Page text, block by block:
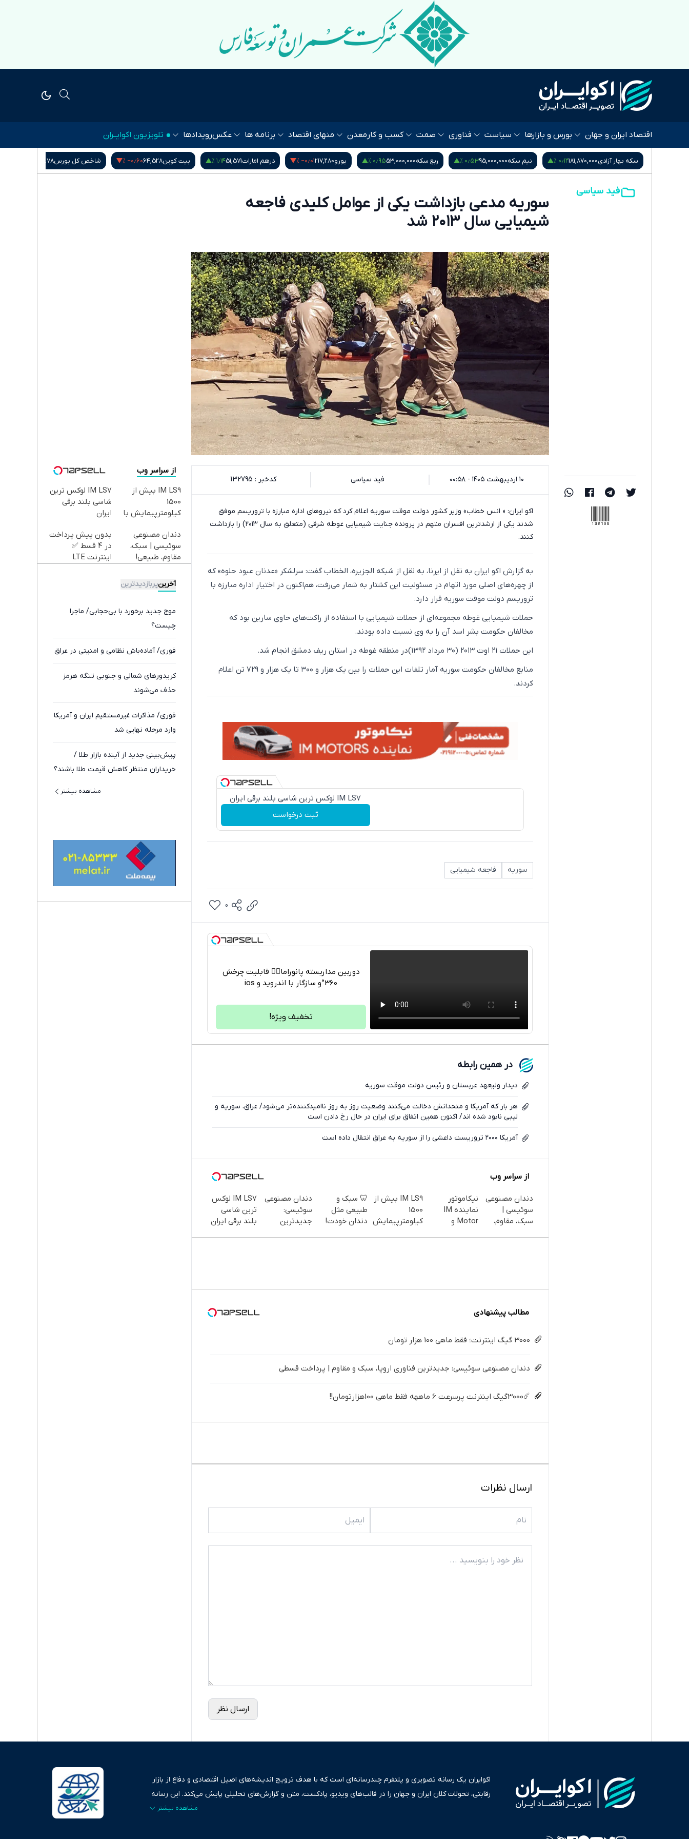
اقتصاد ایران و جهان بورس و بازارها سیاست فناوری صمت کسب و کار معدن منهای اقتصاد برنامه ها عکسرویدادها تلویزیون اکوایــران
سکه بهار آزادی181,870,000۰٫۱۲ % نیم سکه95,000,000۰٫۵۳ % ربع سکه53,000,000۰٫۹۵ % یورو217,280‎−۰٫۰۱ % درهم امارات51,571۱٫۱۴ % بیت کوین64,528‎−۰٫۶۰ % شاخص کل بورس5,407,901.78
فید سیاسی
سوریه مدعی بازداشت یکی از عوامل کلیدی فاجعه
شیمیایی سال ۲۰۱۳ شد
۱۰ اردیبهشت ۱۴۰۵ - ۰۰:۵۸ فید سیاسی کدخبر : 132795
اکو ایران: « انس خطاب» وزیر کشور دولت موقت سوریه اعلام کرد که نیروهای اداره مبارزه با تروریسم موفق
شدند یکی از ارشدترین افسران متهم در پرونده جنایت شیمیایی غوطه شرقی (متعلق به سال ۲۰۱۳) را بازداشت
کنند.
به گزارش اکو ایران به نقل از ایرنا، به نقل از شبکه الجزیره، الخطاب گفت: سرلشکر «عدنان عبود حلوه» که
از چهره‌های اصلی مورد اتهام در مسئولیت این کشتار به شمار می‌رفت، هم‌اکنون در اختیار اداره مبارزه با
تروریسم دولت موقت سوریه قرار دارد.
حملات شیمیایی غوطه مجموعه‌ای از حملات شیمیایی با استفاده از راکت‌های حاوی سارین بود که
مخالفان حکومت بشر اسد آن را به وی نسبت داده بودند.
این حملات ۲۱ اوت ۲۰۱۳ (۳۰ مرداد ۱۳۹۲)در منطقه غوطه در استان ریف دمشق انجام شد.
منابع مخالفان حکومت سوریه آمار تلفات این حملات را بین یک هزار و ۳۰۰ تا یک هزار و ۷۲۹ تن اعلام
کردند.
IM LS7 لوکس ترین شاسی بلند برقی ایران
ثبت درخواست
سوریه فاجعه شیمیایی
تلگرام
فیسبوک
0
دوربین مداربسته پانوراما👈🏻 قابلیت چرخش
360°و سازگار با اندروید و ios
تخفیف ویژه!
در همین رابطه
دیدار ولیعهد عربستان و رئیس دولت موقت سوریه
هر بار که آمریکا و متحدانش دخالت می‌کنند وضعیت روز به روز ناامیدکننده‌تر می‌شود/ عراق، سوریه و
لیبی نابود شده اند/ اکنون همین اتفاق برای ایران در حال رخ دادن است
آمریکا ۲۰۰۰ تروریست داعشی را از سوریه به عراق انتقال داده است
از سراسر وب
دندان مصنوعی
سوئیسی |
سبک، مقاوم،
نیکاموتور
نماینده IM
Motor و
IM LS9 بیش از
1500
کیلومترپیمایش
🦷 سبک و
طبیعی مثل
دندان خودت!
دندان مصنوعی
سوئیسی:
جدیدترین
IM LS7 لوکس
ترین شاسی
بلند برقی ایران
مطالب پیشنهادی
3000 گیگ اینترنت؛ فقط ماهی 100 هزار تومان
دندان مصنوعی سوئیسی: جدیدترین فناوری اروپا، سبک و مقاوم | پرداخت قسطی
☄️3000گیگ اینترنت پرسرعت 6 ماههه فقط ماهی 100هزارتومان!!
ارسال نظرات
ارسال نظر
از سراسر وب
IM LS9 بیش از
1500
کیلومترپیمایش با
IM LS7 لوکس ترین
شاسی بلند برقی
ایران
دندان مصنوعی
سوئیسی | سبک،
مقاوم، طبیعی!
رایگان+پرداخت
اقساطی😍
بدون پیش پرداخت
در 4 قسط ✅
اینترنت LTE
آخرینپربازدیدترین
موج جدید برخورد با بی‌حجابی/ ماجرا
چیست؟
فوری/ آماده‌باش نظامی و امنیتی در عراق
کریدورهای شمالی و جنوبی تنگه هرمز
حذف می‌شوند
فوری/ مذاکرات غیرمستقیم ایران و آمریکا
وارد مرحله نهایی شد
پیش‌بینی جدید از آینده بازار طلا /
خریداران منتظر کاهش قیمت طلا باشند؟
مشاهده بیشتر
اکوایران یک رسانه تصویری و پلتفرم چندرسانه‌ای است که با هدف ترویج اندیشه‌های اصیل اقتصادی و دفاع از بازار
رقابتی، تحولات کلان ایران و جهان را در قالب‌های ویدیو، پادکست، متن و گزارش‌های تحلیلی پایش می‌کند. این رسانه
به عنوان منبعی دقیق و قابل اعتماد، فراتر از اطلاع‌رسانی صرف، به تبیین سیاست‌ها و کارکردهای بازارهای مالی،